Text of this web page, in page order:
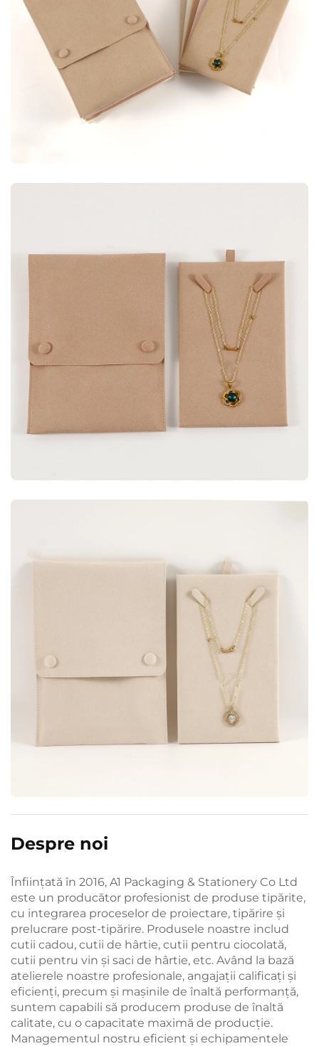
Despre noi
Înființată în 2016, A1 Packaging & Stationery Co Ltd
este un producător profesionist de produse tipărite,
cu integrarea proceselor de proiectare, tipărire și
prelucrare post-tipărire. Produsele noastre includ
cutii cadou, cutii de hârtie, cutii pentru ciocolată,
cutii pentru vin și saci de hârtie, etc. Având la bază
atelierele noastre profesionale, angajații calificați și
eficienți, precum și mașinile de înaltă performanță,
suntem capabili să producem produse de înaltă
calitate, cu o capacitate maximă de producție.
Managementul nostru eficient și echipamentele